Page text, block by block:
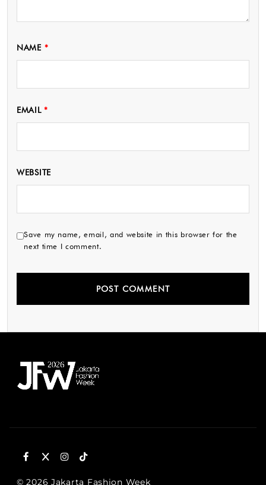
NAME *
EMAIL*
WEBSITE
Save my name, email, and website in this browser for the
next time I comment.
© 2026 Jakarta Fashion Week